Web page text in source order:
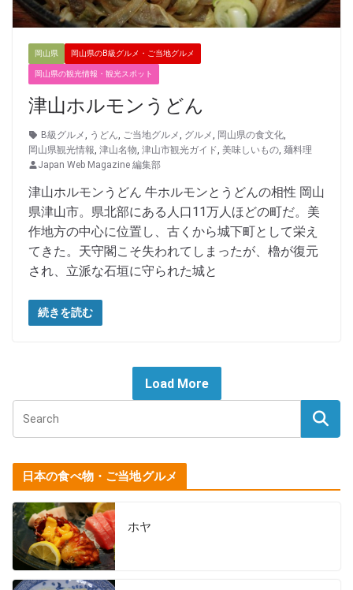
岡山県 岡山県のB級グルメ・ご当地グルメ
岡山県の観光情報・観光スポット
津山ホルモンうどん
B級グルメ うどん ご当地グルメ グルメ 岡山県の食文化
岡山県観光情報 津山名物 津山市観光ガイド 美味しいもの 麺料理
Japan Web Magazine 編集部
津山ホルモンうどん 牛ホルモンとうどんの相性 岡山
県津山市。県北部にある人口11万人ほどの町だ。美
作地方の中心に位置し、古くから城下町として栄え
てきた。天守閣こそ失われてしまったが、櫓が復元
され、立派な石垣に守られた城と
続きを読む
Load More
日本の食べ物・ご当地グルメ
ホヤ